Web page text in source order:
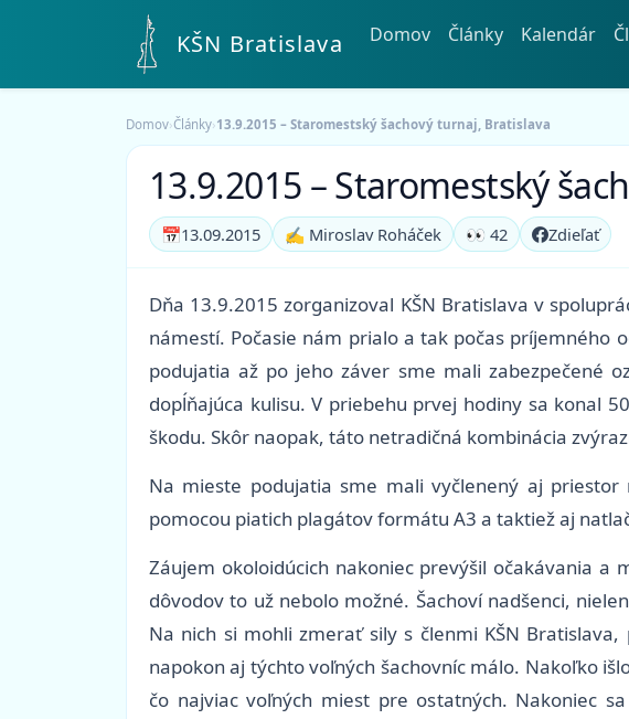
KŠN Bratislava Domov Články Kalendár
Domov›Články›13.9.2015 – Staromestský šachový turnaj, Bratislava
13.9.2015 – Staromestský
📅13.09.2015 ✍️ Miroslav Roháček 👀 42 Zdieľať
Dňa 13.9.2015 zorganizoval KŠN Bratislava v
námestí. Počasie nám prialo a tak počas príjemného
podujatia až po jeho záver sme mali zabezpečené
dopĺňajúca kulisu. V priebehu prvej hodiny sa konal
škodu. Skôr naopak, táto netradičná kombinácia
Na mieste podujatia sme mali vyčlenený aj
pomocou piatich plagátov formátu A3 a taktiež aj
Záujem okoloidúcich nakoniec prevýšil očakávania
dôvodov to už nebolo možné. Šachoví nadšenci,
Na nich si mohli zmerať sily s členmi KŠN
napokon aj týchto voľných šachovníc málo. Nakoľko
čo najviac voľných miest pre ostatných. Nakoniec